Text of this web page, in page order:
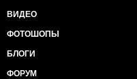
ВИДЕО
ФОТОШОПЫ
БЛОГИ
ФОРУМ